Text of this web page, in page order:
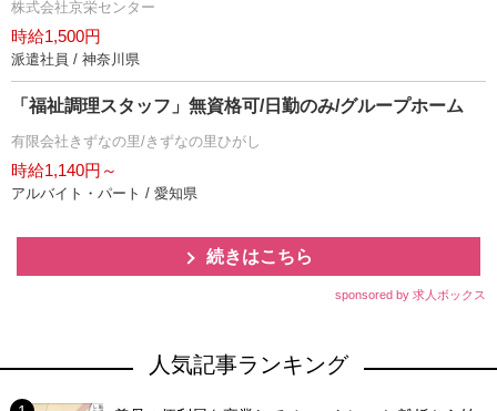
株式会社京栄センター
時給1,500円
派遣社員 / 神奈川県
「福祉調理スタッフ」無資格可/日勤のみ/グループホーム
有限会社きずなの里/きずなの里ひがし
時給1,140円～
アルバイト・パート / 愛知県
続きはこちら
sponsored by 求人ボックス
人気記事ランキング